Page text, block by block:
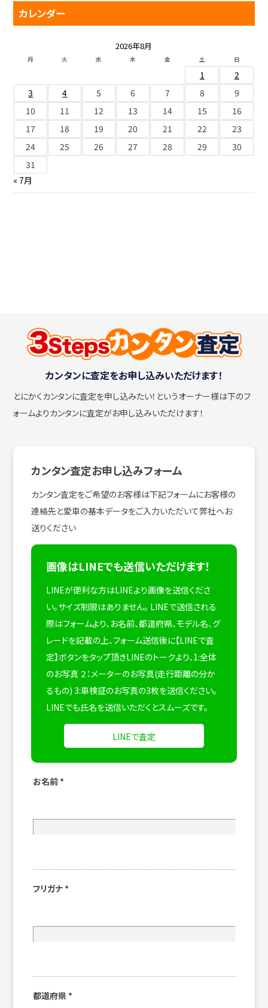
カレンダー
2026年8月
月 火 水 木 金 土 日
1
2
3
4 5 6 7 8
9
10
11 12 13 14 15
16
17
18 19 20 21 22
23
24
25 26 27 28 29
30
31
« 7月
カンタンに査定をお申し込みいただけます！
とにかくカンタンに査定を申し込みたい！ というオーナー様は下のフ
ォームよりカンタンに査定がお申し込みいただけます！
カンタン査定お申し込みフォーム
カンタン査定をご希望のお客様は下記フォームにお客様の
連絡先と愛車の基本データをご入力いただいて弊社へお
送りください
画像はLINEでも送信いただけます！
LINEが便利な方はLINEより画像を送信くださ
い。サイズ制限はありません。 LINEで送信される
際はフォームより、お名前、都道府県、モデル名、グ
レードを記載の上、フォーム送信後に【LINEで査
定】ボタンをタップ頂きLINEのトークより、1:全体
のお写真 ２：メーターのお写真(走行距離の分か
るもの) 3:車検証のお写真の3枚を送信ください。
LINEでも氏名を送信いただくとスムーズです。
LINEで査定
お名前 *
フリガナ *
都道府県 *